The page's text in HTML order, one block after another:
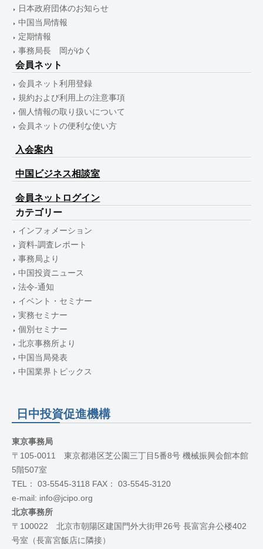
日本政府団体のお知らせ
中国当局情報
定期情報
事務局長 岡がゆく
会員ネット
会員ネット利用登録
規約および利用上の注意事項
個人情報の取り扱いについて
会員ネットの便利な使い方
入会案内
中国ビジネス相談室
会員ネットログイン
カテゴリー
インフォメーション
資料-調査レポート
事務局より
中国投資ニュース
法令-通知
イベント・セミナー
実務セミナー
個別セミナー
北京事務所より
中国当局発表
中国業界トピックス
日中投資促進機構
東京事務局
〒105-0011 東京都港区芝公園三丁目5番8号 機械振興会館本館
5階507室
TEL： 03-5545-3118 FAX： 03-5545-3120
e-mail: info@jcipo.org
北京事務所
〒100022 北京市朝陽区建国門外大街甲26号 長富宮弁公楼402
号室（長富宮飯店に隣接）